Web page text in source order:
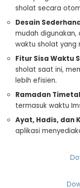
sholat secara
Desain
mudah digunakan,
waktu sholat yang
Fitur Sisa Waktu
sholat saat ini,
lebih efisien.
Ramadan
termasuk waktu
Ayat, Hadis, dan
aplikasi